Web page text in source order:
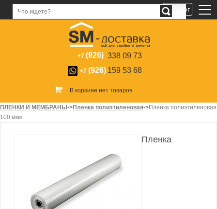
+7 (926) 338 09 73
+7 (926) 159 53 68
В корзине нет товаров
ПЛЕНКИ И МЕМБРАНЫ->Пленка полиэтиленовая->Пленка полиэтиленовая
100 мкм
Пленка
Каталог